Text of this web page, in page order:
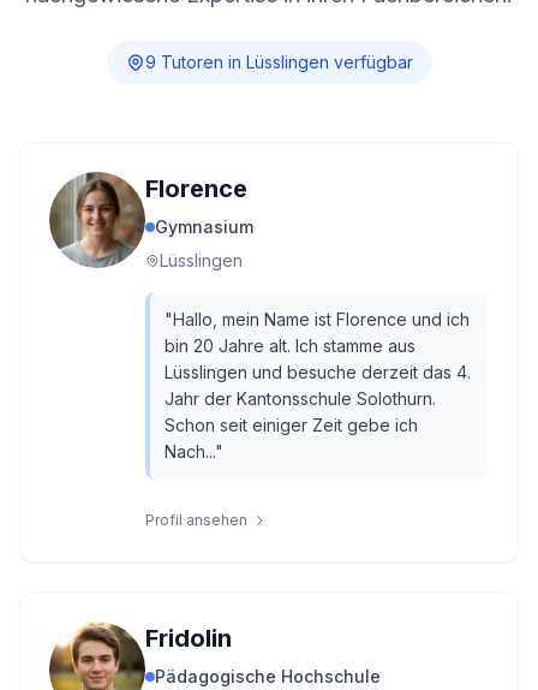
9 Tutoren in Lüsslingen verfügbar
Florence
Gymnasium
Lüsslingen
"Hallo, mein Name ist Florence und ich
bin 20 Jahre alt. Ich stamme aus
Lüsslingen und besuche derzeit das 4.
Jahr der Kantonsschule Solothurn.
Schon seit einiger Zeit gebe ich
Nach..."
Profil ansehen
Fridolin
Pädagogische Hochschule